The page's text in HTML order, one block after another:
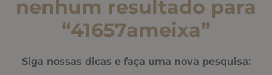
nenhum resultado para
“41657ameixa”
Siga nossas dicas e faça uma nova pesquisa: